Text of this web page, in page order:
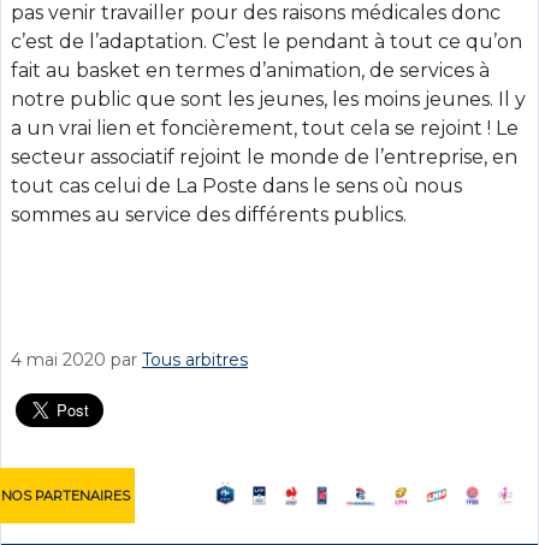
pas venir travailler pour des raisons médicales donc
c’est de l’adaptation. C’est le pendant à tout ce qu’on
fait au basket en termes d’animation, de services à
notre public que sont les jeunes, les moins jeunes. Il y
a un vrai lien et foncièrement, tout cela se rejoint ! Le
secteur associatif rejoint le monde de l’entreprise, en
tout cas celui de La Poste dans le sens où nous
sommes au service des différents publics.
4 mai 2020 par Tous arbitres
NOS PARTENAIRES